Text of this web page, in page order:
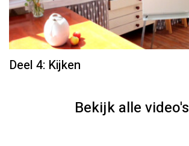
Deel 4: Kijken
Bekijk alle video's